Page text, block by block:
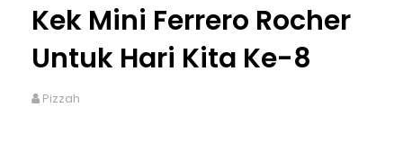
Kek Mini Ferrero Rocher
Untuk Hari Kita Ke-8
Pizzah